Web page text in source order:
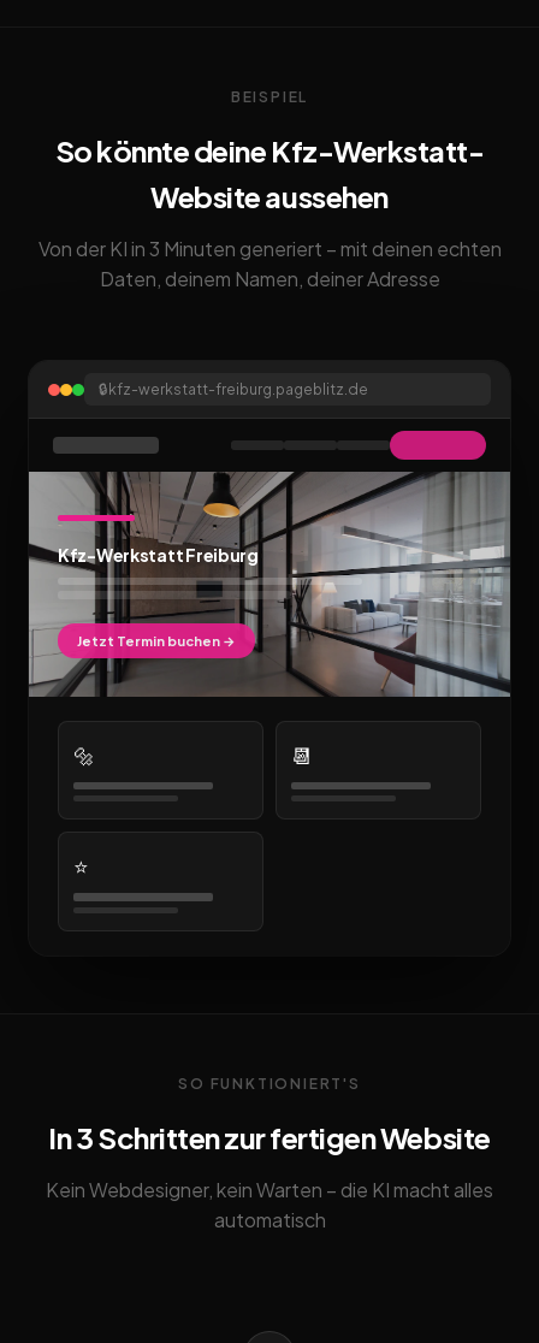
BEISPIEL
So könnte deine Kfz-Werkstatt-
Website aussehen
Von der KI in 3 Minuten generiert – mit deinen echten
Daten, deinem Namen, deiner Adresse
🔒 kfz-werkstatt-freiburg.pageblitz.de
Kfz-Werkstatt Freiburg
Jetzt Termin buchen →
🔩 📆
⭐
SO FUNKTIONIERT'S
In 3 Schritten zur fertigen Website
Kein Webdesigner, kein Warten – die KI macht alles
automatisch